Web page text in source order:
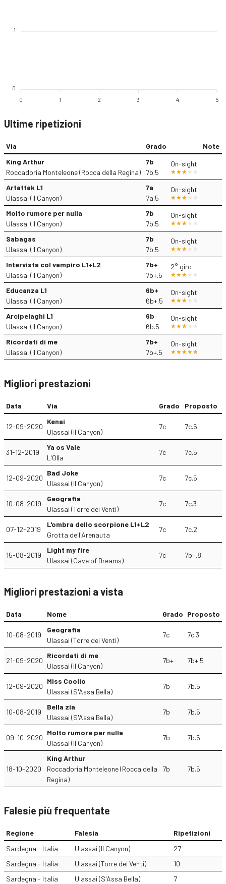
1
0
0 1 2 3 4 5
Ultime ripetizioni
Via Grado
Note
King Arthur
Roccadoria Monteleone (Rocca della Regina)
7b
7b.5
On-sight
Artattak L1
Ulassai (Il Canyon)
7a
7a.5
On-sight
Molto rumore per nulla
Ulassai (Il Canyon)
7b
7b.5
On-sight
Sabagas
Ulassai (Il Canyon)
7b
7b.5
On-sight
Intervista col vampiro L1+L2
Ulassai (Il Canyon)
7b+
7b+.5
2° giro
Educanza L1
Ulassai (Il Canyon)
6b+
6b+.5
On-sight
Arcipelaghi L1
Ulassai (Il Canyon)
6b
6b.5
On-sight
Ricordati di me
Ulassai (Il Canyon)
7b+
7b+.5
On-sight
Migliori prestazioni
Data Via Grado Proposto
12-09-2020
Kenai
Ulassai (Il Canyon)
7c 7c.5
31-12-2019
Ya os Vale
L'Olla
7c 7c.5
12-09-2020
Bad Joke
Ulassai (Il Canyon)
7c 7c.5
10-08-2019
Geografia
Ulassai (Torre dei Venti)
7c 7c.3
07-12-2019
L'ombra dello scorpione L1+L2
Grotta dell'Arenauta
7c 7c.2
15-08-2019
Light my fire
Ulassai (Cave of Dreams)
7c 7b+.8
Migliori prestazioni a vista
Data Nome Grado Proposto
10-08-2019
Geografia
Ulassai (Torre dei Venti)
7c 7c.3
21-09-2020
Ricordati di me
Ulassai (Il Canyon)
7b+ 7b+.5
12-09-2020
Miss Coolio
Ulassai (S'Assa Bella)
7b 7b.5
10-08-2019
Bella zia
Ulassai (S'Assa Bella)
7b 7b.5
09-10-2020
Molto rumore per nulla
Ulassai (Il Canyon)
7b 7b.5
18-10-2020
King Arthur
Roccadoria Monteleone (Rocca della
Regina)
7b 7b.5
Falesie più frequentate
Regione Falesia
Ripetizioni
Sardegna - Italia
Ulassai (Il Canyon)
27
Sardegna - Italia
Ulassai (Torre dei Venti)
10
Sardegna - Italia
Ulassai (S'Assa Bella) 7